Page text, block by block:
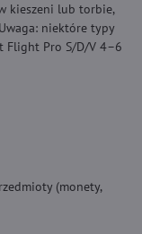
kieszeni lub torbie,
niektóre typy
Flight Pro S/D/V 4–6
(monety,